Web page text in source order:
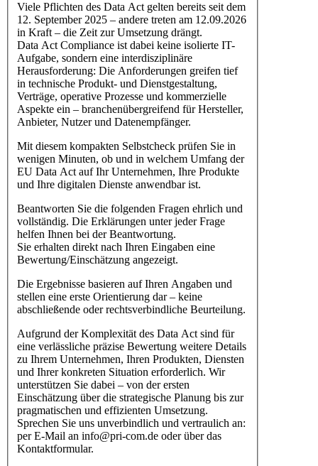
Viele Pflichten des Data Act gelten bereits seit dem
12. September 2025 – andere treten am 12.09.2026
in Kraft – die Zeit zur Umsetzung drängt.
Data Act Compliance ist dabei keine isolierte IT-
Aufgabe, sondern eine interdisziplinäre
Herausforderung: Die Anforderungen greifen tief
in technische Produkt- und Dienstgestaltung,
Verträge, operative Prozesse und kommerzielle
Aspekte ein – branchenübergreifend für Hersteller,
Anbieter, Nutzer und Datenempfänger.
Mit diesem kompakten Selbstcheck prüfen Sie in
wenigen Minuten, ob und in welchem Umfang der
EU Data Act auf Ihr Unternehmen, Ihre Produkte
und Ihre digitalen Dienste anwendbar ist.
Beantworten Sie die folgenden Fragen ehrlich und
vollständig. Die Erklärungen unter jeder Frage
helfen Ihnen bei der Beantwortung.
Sie erhalten direkt nach Ihren Eingaben eine
Bewertung/Einschätzung angezeigt.
Die Ergebnisse basieren auf Ihren Angaben und
stellen eine erste Orientierung dar – keine
abschließende oder rechtsverbindliche Beurteilung.
Aufgrund der Komplexität des Data Act sind für
eine verlässliche präzise Bewertung weitere Details
zu Ihrem Unternehmen, Ihren Produkten, Diensten
und Ihrer konkreten Situation erforderlich. Wir
unterstützen Sie dabei – von der ersten
Einschätzung über die strategische Planung bis zur
pragmatischen und effizienten Umsetzung.
Sprechen Sie uns unverbindlich und vertraulich an:
per E-Mail an info@pri-com.de oder über das
Kontaktformular.